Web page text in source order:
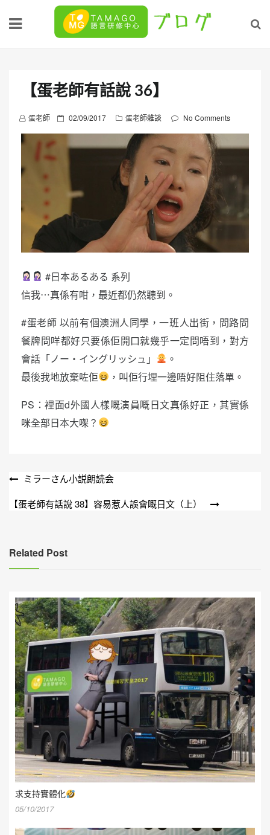
【蛋老師有話說 36】
蛋老師
P
o
n
02/09/2017 蛋老師雜談 No Comments
#日本あるある 系列
信我⋯真係有咁，最近都仍然聽到。
#蛋老師 以前有個澳洲人同學，一班人出街，問路問
餐牌問咩都好只要係佢開口就幾乎一定問唔到，對方
會話「ノー・イングリッシュ」
。
最後我地放棄咗佢
，叫佢行埋一邊唔好阻住落單。
PS：裡面d外國人樣嘅演員嘅日文真係好正，其實係
咪全部日本大㗎？
文
章
ミラーさん小説朗読会
【蛋老師有話說 38】容易惹人誤會嘅日文（上）
Related Post
求支持實體化
05/10/2017